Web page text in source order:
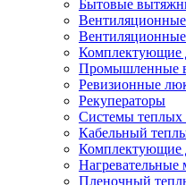
Бытовые
Комплектующие
Промышленные
Ревизионные
Рекуператоры
Системы теплых
Кабельный
Комплектующие
Нагревательные
Пленочный